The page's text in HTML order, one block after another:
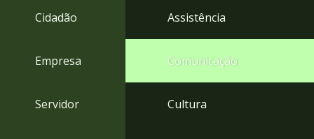
Cidadão
Empresa
Servidor
Assistência
Comunicação
Cultura